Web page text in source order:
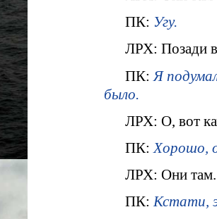
ПК: Угу.
ЛРХ: Позади
ПК: Я
было.
ЛРХ: О, вот
ПК: Хорошо,
ЛРХ: Они там.
ПК: Кстати,